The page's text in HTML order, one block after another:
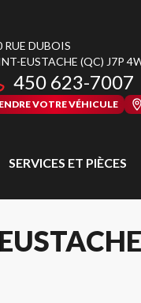
RUE DUBOIS
EUSTACHE (QC) J7P
450 623-7007
VOTRE VÉHICULE
SERVICES ET PIÈCES